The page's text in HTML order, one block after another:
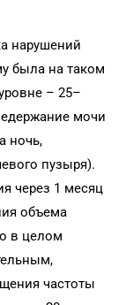
нарушений
была на таком
– 25–
мочи
ночь,
пузыря).
через 1 месяц
объема
в целом
частоты